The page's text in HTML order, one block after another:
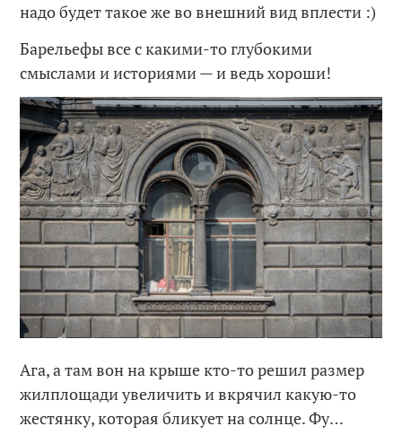
надо будет такое же во внешний вид вплести :)
Барельефы все с какими-то глубокими
смыслами и историями — и ведь хороши!
Ага, а там вон на крыше кто-то решил размер
жилплощади увеличить и вкрячил какую-то
жестянку, которая бликует на солнце. Фу…